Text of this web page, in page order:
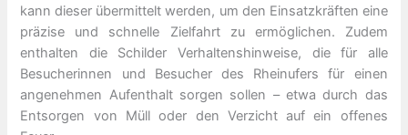
kann dieser übermittelt werden, um den Einsatzkräften eine
präzise und schnelle Zielfahrt zu ermöglichen. Zudem
enthalten die Schilder Verhaltenshinweise, die für alle
Besucherinnen und Besucher des Rheinufers für einen
angenehmen Aufenthalt sorgen sollen – etwa durch das
Entsorgen von Müll oder den Verzicht auf ein offenes